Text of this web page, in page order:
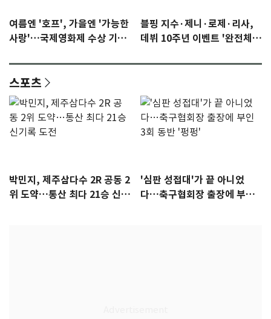
여름엔 '호프', 가을엔 '가능한
사랑'…국제영화제 수상 기대
블핑 지수·제니·로제·리사,
데뷔 10주년 이벤트 '완전체'
스포츠
박민지, 제주삼다수 2R 공동 2
위 도약…통산 최다 21승 신기
'심판 성접대'가 끝 아니었
다…축구협회장 출장에 부인